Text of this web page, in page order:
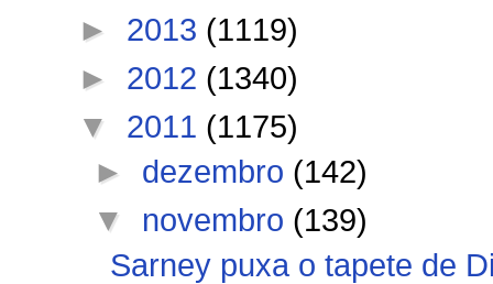
► 2013 (1119)
► 2012 (1340)
▼ 2011 (1175)
► dezembro (142)
▼ novembro (139)
Sarney puxa o tapete de